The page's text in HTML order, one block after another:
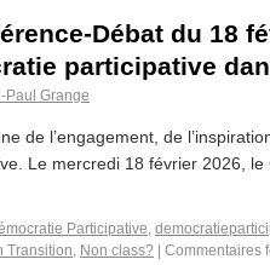
Débat du 18
participative
Paul Grange
de l’engagement, de
Le mercredi 18 février 2026, le
Participative,
Transition, Non class? Commentaires